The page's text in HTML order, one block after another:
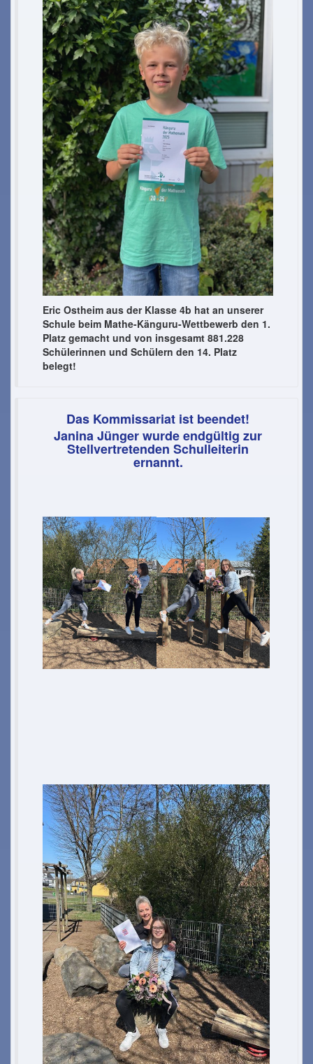
Eric Ostheim aus der Klasse 4b hat an unserer
Schule beim Mathe-Känguru-Wettbewerb den 1.
Platz gemacht und von insgesamt 881.228
Schülerinnen und Schülern den 14. Platz
belegt!
Das Kommissariat ist beendet!
Janina Jünger wurde endgültig zur
Stellvertretenden Schulleiterin
ernannt.